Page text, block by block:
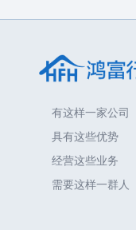
有这样一家公司
具有这些优势
经营这些业务
需要这样一群人